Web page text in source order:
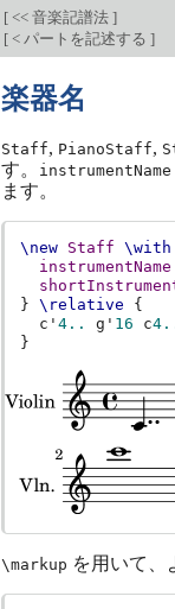
[ << 音楽記譜法 ]
[ < パートを記述する ]
楽器名
Staff, PianoStaff,
す。
instrumentName
ます。
\new Staff \with
instrumentName
}
\relative
{
c'4.. g' 16 c
}
\markup を用いて、